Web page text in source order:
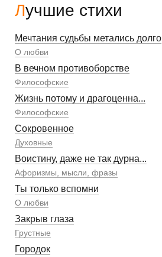
Лучшие стихи
Мечтания судьбы метались долго
О любви
В вечном противоборстве
Философские
Жизнь потому и драгоценна...
Философские
Сокровенное
Духовные
Воистину, даже не так дурна...
Афоризмы, мысли, фразы
Ты только вспомни
О любви
Закрыв глаза
Грустные
Городок